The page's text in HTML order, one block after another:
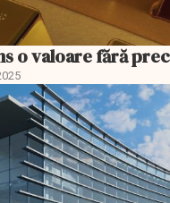
o valoare fără